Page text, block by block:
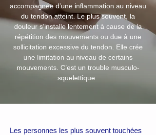
accompagnée d’une inflammation au niveau
du tendon atteint. Le plus souvent, la
douleur s’installe lentement à cause de la
répétition des mouvements ou due à une
sollicitation excessive du tendon. Elle crée
une limitation au niveau de certains
mouvements. C’est un trouble musculo-
squelettique.
Les personnes les plus souvent touchées